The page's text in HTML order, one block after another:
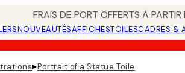
FRAIS DE PORT OFFERTS À
NOUVEAUTÉSAFFICHESTOILESCADRES &
▸Portrait of a Statue Toile